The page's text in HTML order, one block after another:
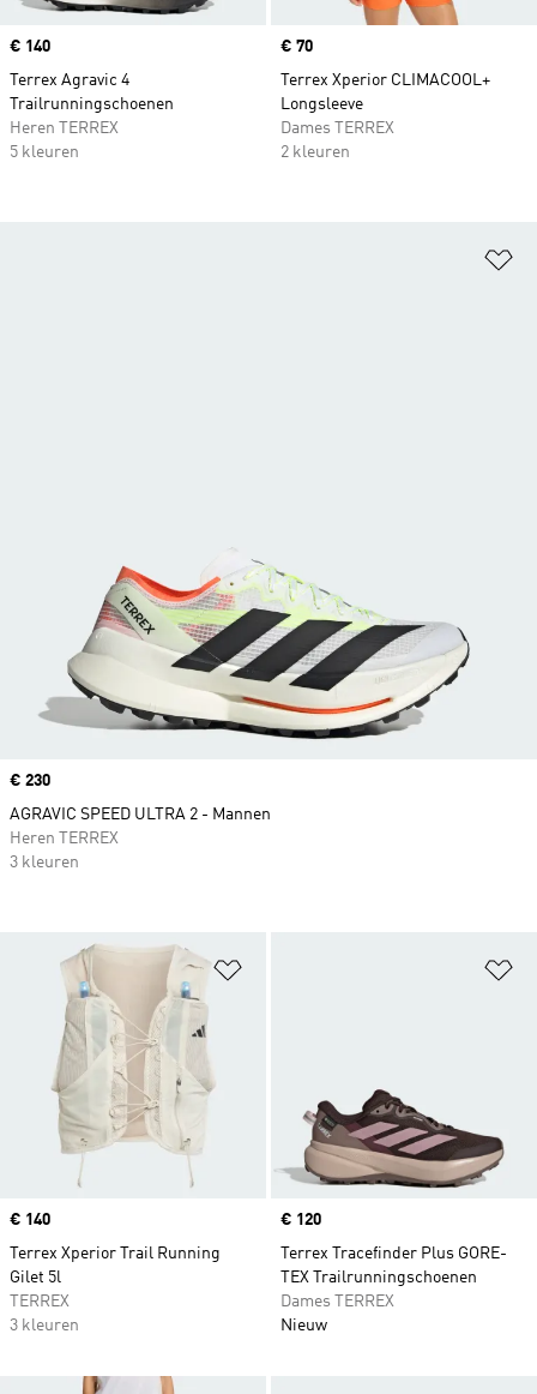
Price
€ 140
Terrex Agravic 4
Trailrunningschoenen
Heren TERREX
5 kleuren
Price
€ 70
Terrex Xperior CLIMACOOL+
Longsleeve
Dames TERREX
2 kleuren
Price
€ 140
Terrex Xperior Trail Running
Gilet 5l
TERREX
3 kleuren
Price
€ 120
Terrex Tracefinder Plus GORE-
TEX Trailrunningschoenen
Dames TERREX
Nieuw
Price
€ 230
AGRAVIC SPEED ULTRA 2 - Mannen
Heren TERREX
3 kleuren